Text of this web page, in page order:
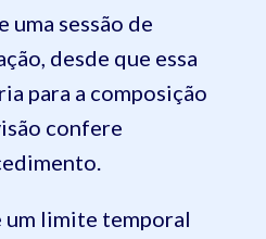
uma sessão de
desde que essa
para a composição
confere
um limite temporal